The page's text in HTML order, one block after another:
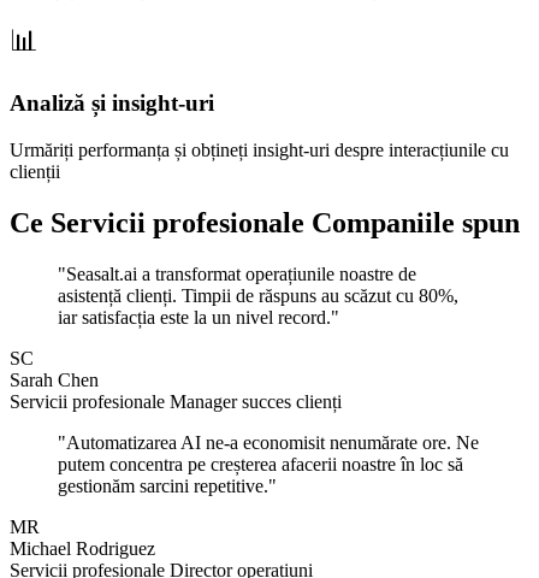
Analiză și insight-uri
Urmăriți performanța și obțineți insight-uri despre interacțiunile cu
clienții
Ce Servicii profesionale Companiile spun
"Seasalt.ai a transformat operațiunile noastre de
asistență clienți. Timpii de răspuns au scăzut cu 80%,
iar satisfacția este la un nivel record."
SC
Sarah Chen
Servicii profesionale Manager succes clienți
"Automatizarea AI ne-a economisit nenumărate ore. Ne
putem concentra pe creșterea afacerii noastre în loc să
gestionăm sarcini repetitive."
MR
Michael Rodriguez
Servicii profesionale Director operațiuni